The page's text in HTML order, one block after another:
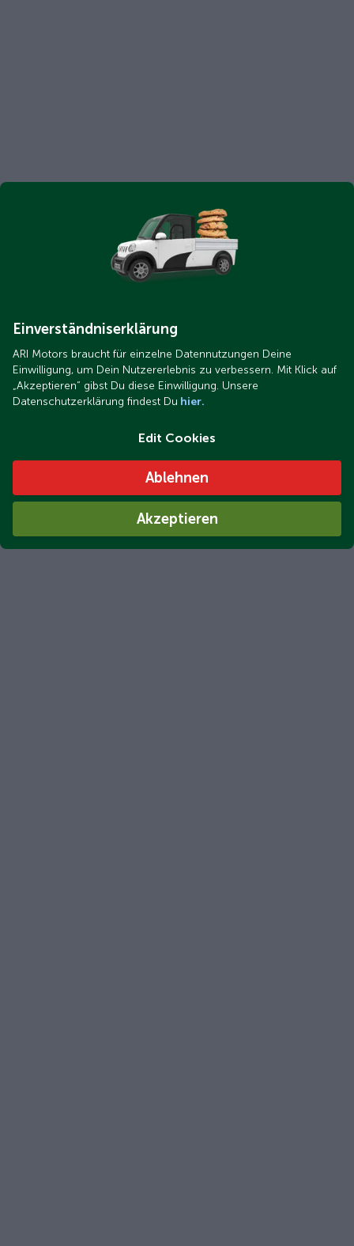
Einverständniserklärung
ARI Motors braucht für einzelne Datennutzungen Deine
Einwilligung, um Dein Nutzererlebnis zu verbessern. Mit Klick auf
„Akzeptieren“ gibst Du diese Einwilligung. Unsere
Datenschutzerklärung findest Du hier.
Edit Cookies
Ablehnen
Akzeptieren